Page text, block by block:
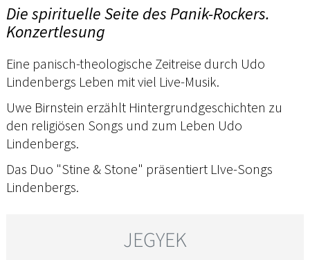
Die spirituelle Seite des Panik-Rockers.
Konzertlesung
Eine panisch-theologische Zeitreise durch Udo
Lindenbergs Leben mit viel Live-Musik.
Uwe Birnstein erzählt Hintergrundgeschichten zu
den religiösen Songs und zum Leben Udo
Lindenbergs.
Das Duo "Stine & Stone" präsentiert LIve-Songs
Lindenbergs.